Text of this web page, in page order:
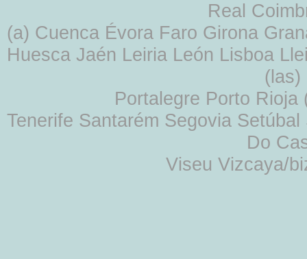
Real
(a) Cuenca Évora Faro Girona
Huesca Jaén Leiria León Lisboa
Portalegre Porto
Tenerife Santarém Segovia
Do
Viseu Vizcaya/